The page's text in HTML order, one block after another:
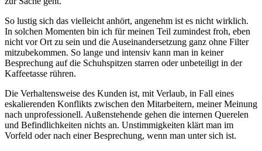
So lustig sich das vielleicht anhört, angenehm ist es nicht wirklich.
In solchen Momenten bin ich für meinen Teil zumindest froh, eben
nicht vor Ort zu sein und die Auseinandersetzung ganz ohne Filter
mitzubekommen. So lange und intensiv kann man in keiner
Besprechung auf die Schuhspitzen starren oder unbeteiligt in der
Kaffeetasse rühren.
Die Verhaltensweise des Kunden ist, mit Verlaub, in Fall eines
eskalierenden Konflikts zwischen den Mitarbeitern, meiner Meinung
nach unprofessionell. Außenstehende gehen die internen Querelen
und Befindlichkeiten nichts an. Unstimmigkeiten klärt man im
Vorfeld oder nach einer Besprechung, wenn man unter sich ist.